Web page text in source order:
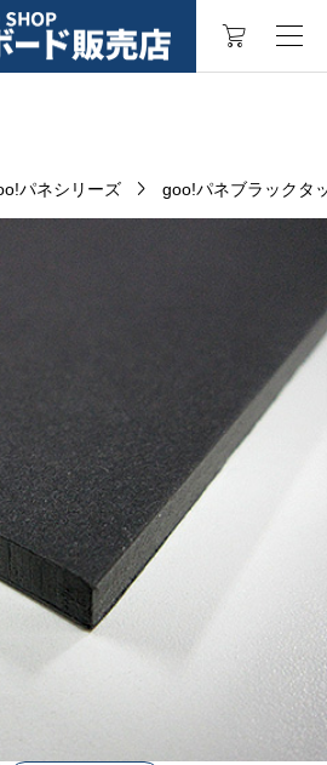
パネシリーズ  goo!パネブラックタ